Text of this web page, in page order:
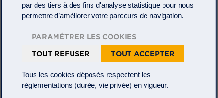
du diagnostic de la
crise écologique
d’espérer et d’agir ?
La conférence sera animée parDon Jean-Rémi
Lanavère, prêtre de la Communauté Saint-Martin, docteur en
Si vous souhaitez assister à la conférence à distance
par des tiers à des fins d'analyse statistique pour nous
permettre d’améliorer votre parcours de navigation.
PARAMÉTRER LES COOKIES
TOUT REFUSER TOUT ACCEPTER
Tous les cookies déposés respectent les
réglementations (durée, vie privée) en vigueur.